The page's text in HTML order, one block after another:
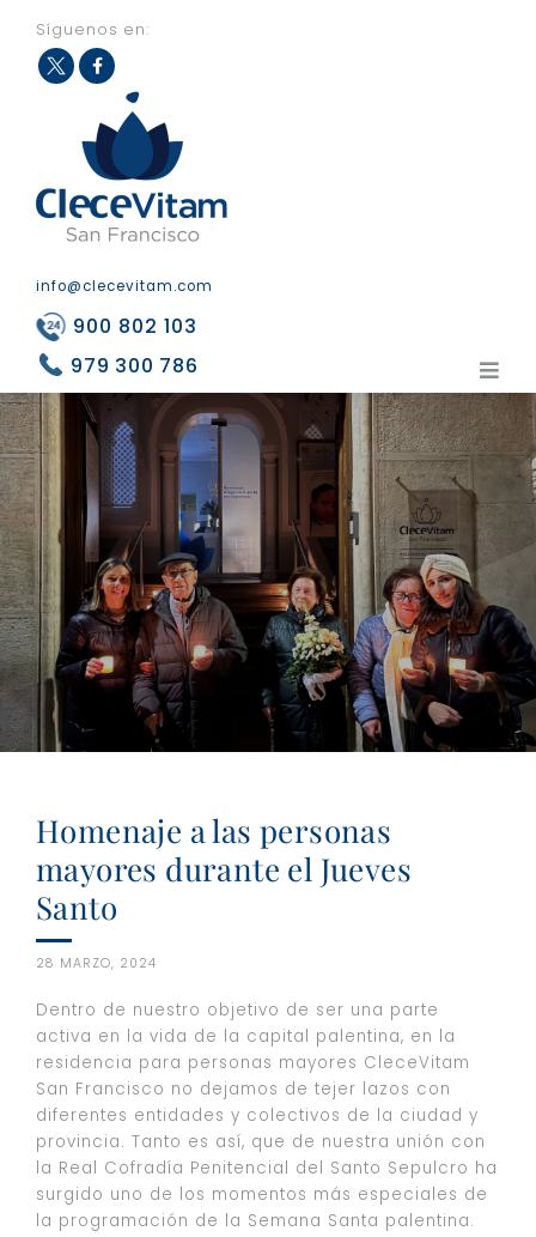
Síguenos en:
eb
ook
info@clecevitam.com
900 802 103
979 300 786
Homenaje a las personas
mayores durante el Jueves
Santo
28 MARZO, 2024
Dentro de nuestro objetivo de ser una parte
activa en la vida de la capital palentina, en la
residencia para personas mayores CleceVitam
San Francisco no dejamos de tejer lazos con
diferentes entidades y colectivos de la ciudad y
provincia. Tanto es así, que de nuestra unión con
la Real Cofradía Penitencial del Santo Sepulcro ha
surgido uno de los momentos más especiales de
la programación de la Semana Santa palentina.